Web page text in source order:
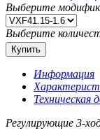
Выберите
Выберите
Информация
Техническая
Регулирующие 3-